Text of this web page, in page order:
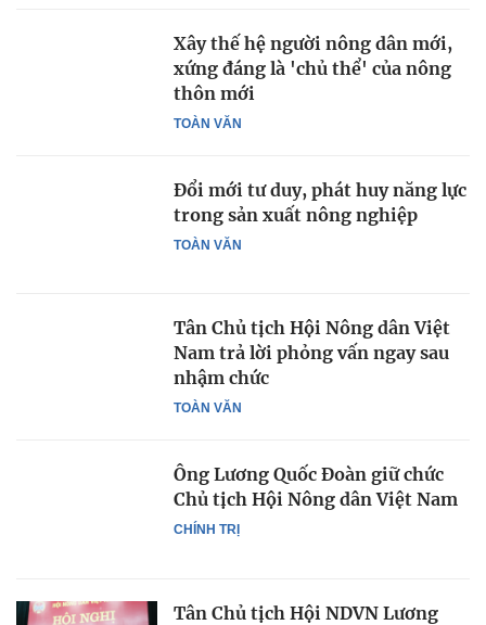
TOÀN VĂN
Xây thế hệ người nông dân mới,
xứng đáng là 'chủ thể' của nông
thôn mới
TOÀN VĂN
Đổi mới tư duy, phát huy năng lực
trong sản xuất nông nghiệp
TOÀN VĂN
Tân Chủ tịch Hội Nông dân Việt
Nam trả lời phỏng vấn ngay sau
nhậm chức
CHÍNH TRỊ
Ông Lương Quốc Đoàn giữ chức
Chủ tịch Hội Nông dân Việt Nam
Tân Chủ tịch Hội NDVN Lương